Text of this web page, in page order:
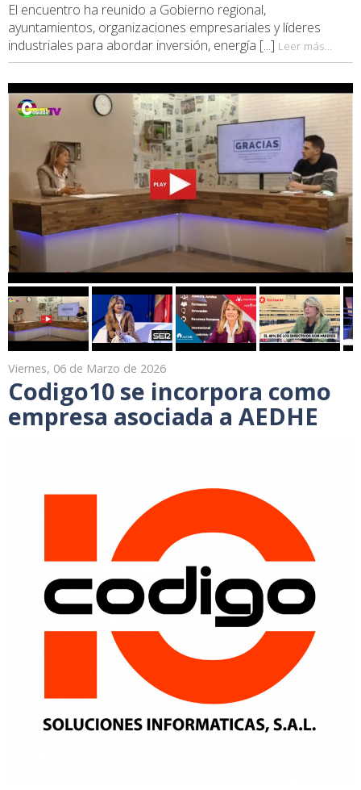
El encuentro ha reunido a Gobierno regional,
ayuntamientos, organizaciones empresariales y líderes
industriales para abordar inversión, energía [...] Leer más...
Viernes, 06 de Marzo de 2026
Codigo10 se incorpora como
empresa asociada a AEDHE